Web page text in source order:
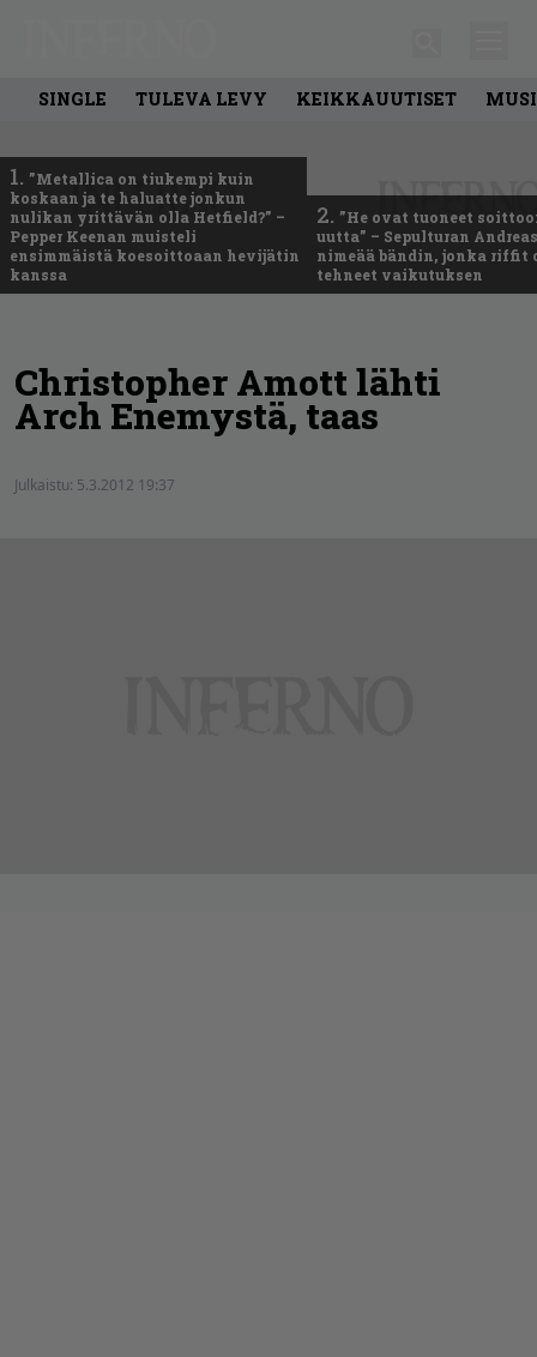
SINGLE TULEVA LEVY KEIKKAUUTISET
1. ”Metallica on tiukempi kuin
koskaan ja te haluatte jonkun
nulikan yrittävän olla Hetfield?” –
Pepper Keenan muisteli
ensimmäistä koesoittoaan hevijätin
kanssa
2. ”He ovat tuoneet
uutta” – Sepulturan
nimeää bändin, jonka riffit
tehneet vaikutuksen
Christopher Amott lähti
Arch Enemystä, taas
Julkaistu: 5.3.2012 19:37